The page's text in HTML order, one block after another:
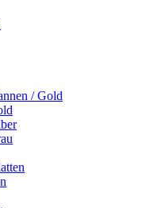
/ Gold